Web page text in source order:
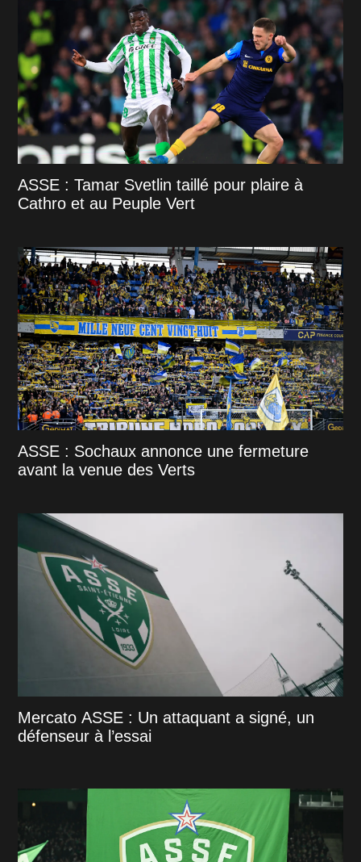
ASSE : Tamar Svetlin taillé pour plaire à
Cathro et au Peuple Vert
ASSE : Sochaux annonce une fermeture
avant la venue des Verts
Mercato ASSE : Un attaquant a signé, un
défenseur à l’essai